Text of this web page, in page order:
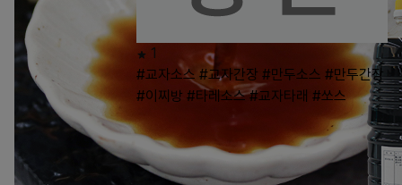
1
#교자소스 #교자간장 #만두소스 #만두간장
#이찌방 #타레소스 #교자타래 #쏘스